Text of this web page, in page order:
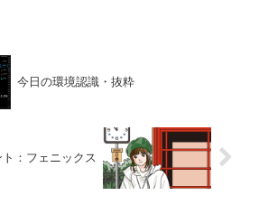
今日の環境認識・抜粋
：フェニックス